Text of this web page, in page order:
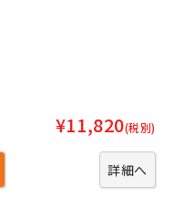
¥11,820(税別)
詳細へ